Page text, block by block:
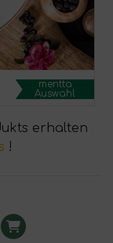
mentta
Auswahl
erhalten
!